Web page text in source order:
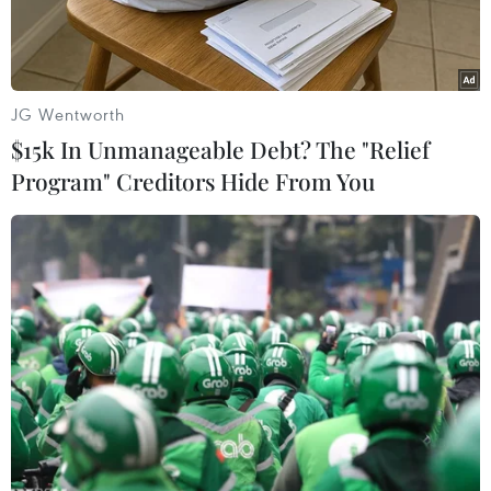
Bộ trưởng Ngoại giao Trung Quốc Vương Nghị (trái) và người
đồng cấp Nga Sergei Lavrov tại cuộc gặp ở Tashkent,
Uzbekistan ngày 29/7/2022. (Ảnh: THX/TTXVN)
Bộ trưởng Ngoại giao Trung Quốc Vương Nghị
và người đồng cấp Nga Sergey Lavrov đã nhất
JG Wentworth
$15k In Unmanageable Debt? The "Relief
Program" Creditors Hide From You